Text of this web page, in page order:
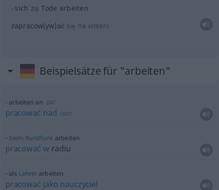
sich zu Tode arbeiten
zapracow(yw)ać się na śmierć
Beispielsätze für "arbeiten"
arbeiten an DAT
pracować nad INST
beim Rundfunkarbeiten
pracować w radiu
als Lehrer arbeiten
pracować jako nauczyciel